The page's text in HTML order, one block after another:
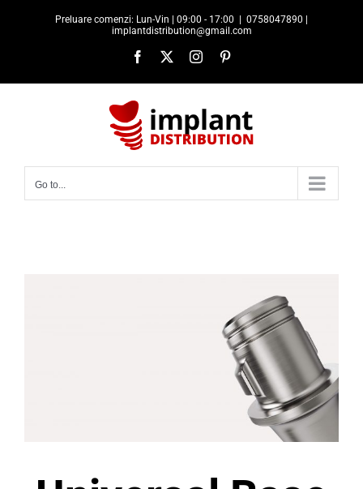
Preluare comenzi: Lun-Vin | 09:00 - 17:00
0758047890 |
implantdistribution@gmail.com
Facebook Instagram
Go to...